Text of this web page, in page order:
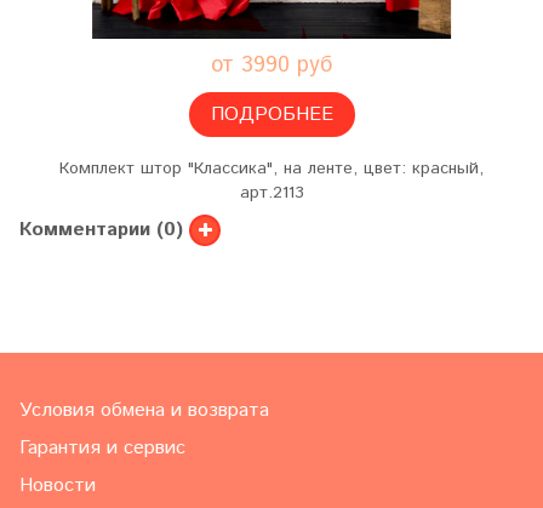
от 3990 руб
ПОДРОБНЕЕ
Комплект штор "Классика", на ленте, цвет: красный,
арт.2113
Комментарии (0)
Условия обмена и возврата
Гарантия и сервис
Новости